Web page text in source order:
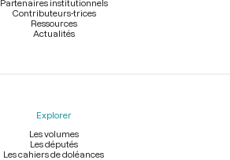
Partenaires institutionnels
Contributeurs-trices
Ressources
Actualités
Explorer
Les volumes
Les députés
Les cahiers de doléances